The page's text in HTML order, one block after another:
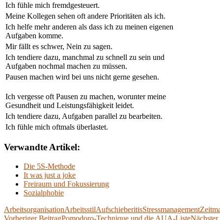
Ich fühle mich fremdgesteuert.
Meine Kollegen sehen oft andere Prioritäten als ich.
Ich helfe mehr anderen als dass ich zu meinen eigenen
Aufgaben komme.
Mir fällt es schwer, Nein zu sagen.
Ich tendiere dazu, manchmal zu schnell zu sein und
Aufgaben nochmal machen zu müssen.
Pausen machen wird bei uns nicht gerne gesehen.
Ich vergesse oft Pausen zu machen, worunter meine
Gesundheit und Leistungsfähigkeit leidet.
Ich tendiere dazu, Aufgaben parallel zu bearbeiten.
Ich fühle mich oftmals überlastet.
Verwandte Artikel:
Die 5S-Methode
It was just a joke
Freiraum und Fokussierung
Sozialphobie
ArbeitsorganisationArbeitsstilAufschieberitisStressmanagement
Vorheriger BeitragPomodoro-Technique und die AUA-Liste